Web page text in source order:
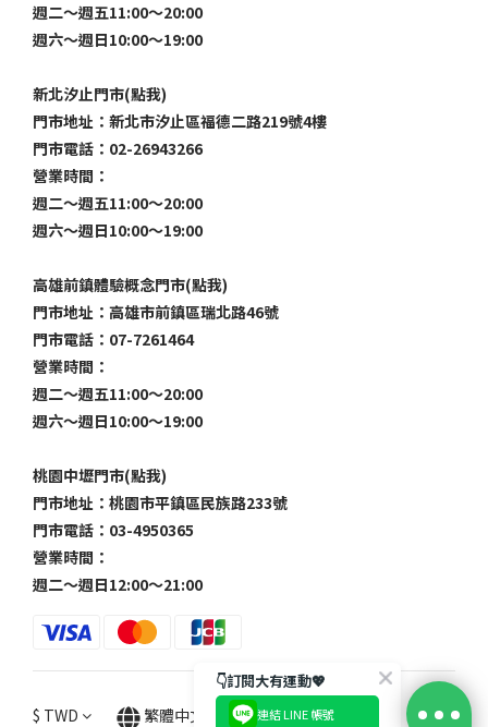
週二～週五11:00～20:00
週六～週日10:00～19:00
新北汐止門市(點我)
門市地址：新北市汐止區福德二路219號4樓
門市電話：02-26943266
營業時間：
週二～週五11:00～20:00
週六～週日10:00～19:00
高雄前鎮體驗概念門市(點我)
門市地址：高雄市前鎮區瑞北路46號
門市電話：07-7261464
營業時間：
週二～週五11:00～20:00
週六～週日10:00～19:00
桃園中壢門市(點我)
門市地址：桃園市平鎮區民族路233號
門市電話：03-4950365
營業時間：
週二～週日12:00～21:00
$ TWD 繁體中文
👇訂閱大有運動💖
連結 LINE 帳號